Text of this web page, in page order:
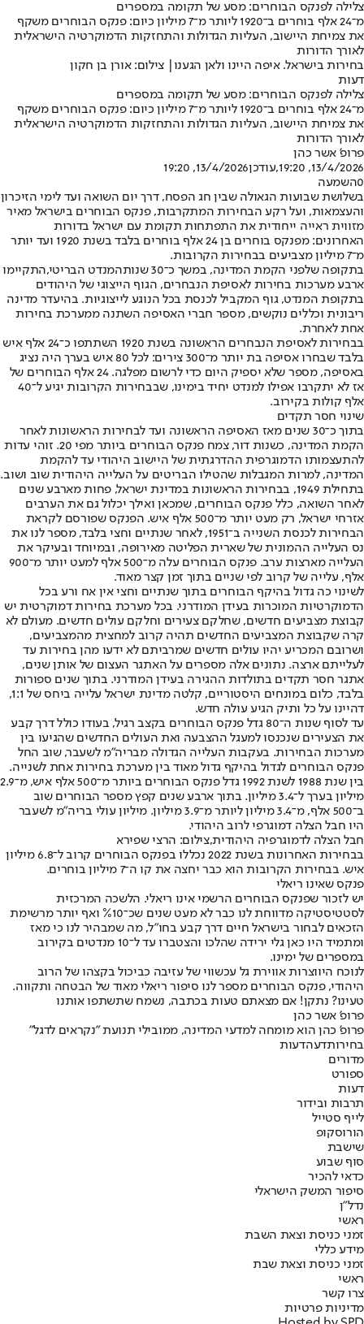
צלילה לפנקס הבוחרים: מסע של תקומה במספרים
מ־24 אלף בוחרים ב־1920 ליותר מ־7 מיליון כיום: פנקס הבוחרים משקף
את צמיחת היישוב, העליות הגדולות והתחזקות הדמוקרטיה הישראלית
לאורך הדורות
בחירות בישראל. איפה היינו ולאן הגענו| צילום: אורן בן חקון
דעות
צלילה לפנקס הבוחרים: מסע של תקומה במספרים
מ־24 אלף בוחרים ב־1920 ליותר מ־7 מיליון כיום: פנקס הבוחרים משקף
את צמיחת היישוב, העליות הגדולות והתחזקות הדמוקרטיה הישראלית
לאורך הדורות
פרופ' אשר כהן
13/4/2026, 19:20
,עודכן13/4/2026, 19:20
0השמעה
בשלושת שבועות הגאולה שבין חג הפסח, דרך יום השואה ועד לימי הזיכרון
והעצמאות, ועל רקע הבחירות המתקרבות, פנקס הבוחרים בישראל מאיר
מזווית ראייה ייחודית את התפתחות תקומת עם ישראל בדורות
האחרונים: מפנקס בוחרים בן 24 אלף בוחרים בלבד בשנת 1920 ועד יותר
מ־7 מיליון מצביעים בבחירות הקרובות.
בתקופה שלפני הקמת המדינה, במשך כ־30 שנות
המנדט הבריטי,התקיימו
ארבע מערכות בחירות לאסיפת הנבחרים, הגוף הייצוגי של היהודים
בתקופת המנדט, גוף המקביל לכנסת בכל הנוגע לייצוגיות. בהיעדר מדינה
ריבונית וכללים נוקשים, מספר חברי האסיפה השתנה ממערכת בחירות
אחת לאחרת.
בבחירות לאסיפת הנבחרים הראשונה בשנת 1920 השתתפו כ־24 אלף איש
בלבד שבחרו אסיפה בת יותר מ־300 צירים: לכל 80 איש בערך היה נציג
באסיפה, מספר שלא יספיק היום כדי לרשום מפלגה. 24 אלף הבוחרים של
אז לא יתקרבו אפילו למנדט יחיד בימינו, שבבחירות הקרובות יגיע ל־40
אלף קולות בקירוב.
שינוי חסר תקדים
בתוך כ־30 שנים מאז האסיפה הראשונה ועד לבחירות הראשונות לאחר
הקמת המדינה, כשנות דור, צמח פנקס הבוחרים ביותר מפי 20. זוהי עדות
להתעצמותו הדמוגרפית ההדרגתית של היישוב היהודי עד להקמת
המדינה, למרות המגבלות שהטילו הבריטים על העלייה היהודית שוב ושוב.
בתחילת 1949, בבחירות הראשונות במדינת ישראל, פחות מארבע שנים
לאחר השואה, כלל פנקס הבוחרים, שמכאן ואילך יכלול גם את הערבים
אזרחי ישראל, רק מעט יותר מ־500 אלף איש. הפנקס שפורסם לקראת
הבחירות לכנסת השנייה ב־1951, לאחר שנתיים וחצי בלבד, מספר לנו את
נס העלייה ההמונית של שארית הפליטה מאירופה, ובמיוחד ובעיקר את
העלייה מארצות ערב. פנקס הבוחרים עלה מ־500 אלף למעט יותר מ־900
אלף, עלייה של קרוב לפי שניים בתוך זמן קצר מאוד.
לשינוי כה גדול בהיקף הבוחרים בתוך שנתיים וחצי אין אח ורע בכל
הדמוקרטיות המוכרות בעידן המודרני. בכל מערכת בחירות דמוקרטית יש
קבוצת מצביעים חדשים, שחלקם צעירים וחלקם עולים חדשים. מעולם לא
קרה שקבוצת המצביעים החדשים תהיה קרוב למחצית מהמצביעים,
ושרובם המכריע יהיו עולים חדשים שמרביתם לא ידעו מהן בחירות עד
לעלייתם ארצה. נתונים אלה מספרים על האתגר העצום של אותן שנים,
אתגר חסר תקדים בתולדות ההגירה בעידן המודרני. בתוך שנים ספורות
בלבד, כלום במונחים היסטוריים, קלטה מדינת ישראל עלייה ביחס של 1:1,
דהיינו על כל ותיק הגיע עולה חדש.
עד לסוף שנות ה־80 גדל פנקס הבוחרים בקצב רגיל, בעודו כולל דרך קבע
את הצעירים שנכנסו למעגל ההצבעה ואת העולים החדשים שהגיעו בין
מערכות הבחירות. בעקבות העלייה הגדולה מבריה"מ לשעבר, שוב החל
פנקס הבוחרים לגדול בהיקף גדול מאוד בין מערכת בחירות אחת לשנייה.
בין שנת 1988 לשנת 1992 גדל פנקס הבוחרים ביותר מ־500 אלף איש, מ־2.9
מיליון בערך ל־3.4 מיליון. בתוך ארבע שנים קפץ מספר הבוחרים שוב
ב־500 אלף, מ־3.4 מיליון ליותר מ־3.9 מיליון. מיליון עולי בריה"מ לשעבר
היו חבל הצלה דמוגרפי לרוב היהודי.
חבל הצלה לדמוגרפיה היהודית,צילום: הרצי שפירא
בבחירות האחרונות בשנת 2022 נכללו בפנקס הבוחרים קרוב ל־6.8 מיליון
איש. בבחירות הקרובות הוא כבר יחצה את קו ה־7 מיליון בוחרים.
פנקס שאינו ריאלי
יש לזכור שפנקס הבוחרים הרשמי אינו ריאלי. הלשכה המרכזית
לסטטיסטיקה מדווחת לנו כבר לא מעט שנים שכ־%10 ואף יותר מרשימת
הזכאים לבחור בישראל חיים דרך קבע בחו"ל, מה שמבהיר לנו כי מאז
ומתמיד היו כאן גלי ירידה שהלכו והצטברו עד ל־10 מנדטים בקירוב
במספרים של ימינו.
לנוכח היווצרות אווירת גל עכשווי של עזיבה כביכול בקצהו של הרוב
היהודי, פנקס הבוחרים מספר לנו סיפור ריאלי מאוד של הבטחה ותקווה.
טעינו? נתקן! אם מצאתם טעות בכתבה, נשמח שתשתפו אותנו
פרופ' אשר כהן
פרופ' כהן הוא מומחה למדעי המדינה, ממובילי תנועת "נקראים לדגל"
בחירותדעהדעות
מדורים
ספורט
דעות
תרבות ובידור
לייף סטייל
הורוסקופ
שישבת
סוף שבוע
כדאי להכיר
סיפור המשק הישראלי
נדל"ן
ראשי
זמני כניסת וצאת השבת
מידע כללי
זמני כניסת וצאת שבת
ראשי
צרו קשר
מדיניות פרטיות